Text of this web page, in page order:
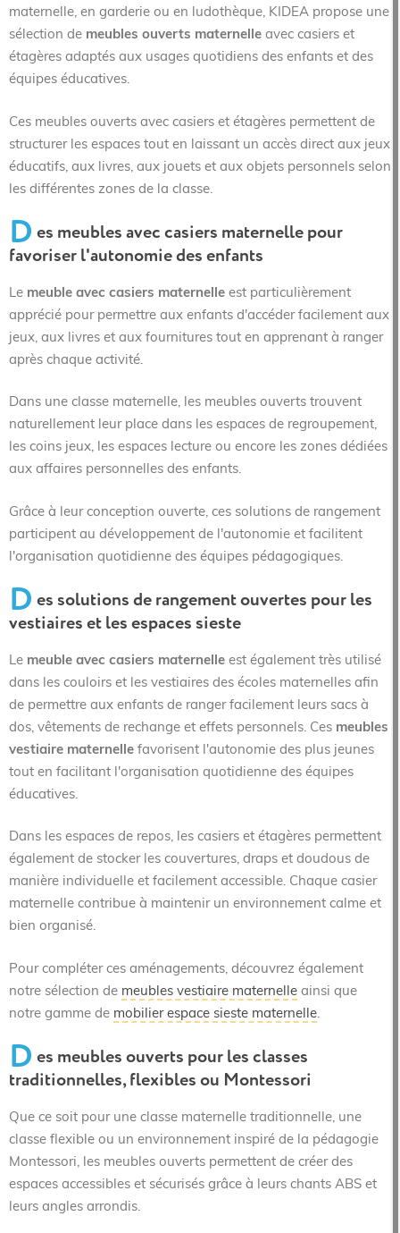
maternelle, en garderie ou en ludothèque, KIDEA propose une
sélection de meubles ouverts maternelle avec casiers et
étagères adaptés aux usages quotidiens des enfants et des
équipes éducatives.
Ces meubles ouverts avec casiers et étagères permettent de
structurer les espaces tout en laissant un accès direct aux jeux
éducatifs, aux livres, aux jouets et aux objets personnels selon
les différentes zones de la classe.
D es meubles avec casiers maternelle pour
favoriser l'autonomie des enfants
Le meuble avec casiers maternelle est particulièrement
apprécié pour permettre aux enfants d'accéder facilement aux
jeux, aux livres et aux fournitures tout en apprenant à ranger
après chaque activité.
Dans une classe maternelle, les meubles ouverts trouvent
naturellement leur place dans les espaces de regroupement,
les coins jeux, les espaces lecture ou encore les zones dédiées
aux affaires personnelles des enfants.
Grâce à leur conception ouverte, ces solutions de rangement
participent au développement de l'autonomie et facilitent
l'organisation quotidienne des équipes pédagogiques.
D es solutions de rangement ouvertes pour les
vestiaires et les espaces sieste
Le meuble avec casiers maternelle est également très utilisé
dans les couloirs et les vestiaires des écoles maternelles afin
de permettre aux enfants de ranger facilement leurs sacs à
dos, vêtements de rechange et effets personnels. Ces meubles
vestiaire maternelle favorisent l'autonomie des plus jeunes
tout en facilitant l'organisation quotidienne des équipes
éducatives.
Dans les espaces de repos, les casiers et étagères permettent
également de stocker les couvertures, draps et doudous de
manière individuelle et facilement accessible. Chaque casier
maternelle contribue à maintenir un environnement calme et
bien organisé.
Pour compléter ces aménagements, découvrez également
notre sélection de meubles vestiaire maternelle ainsi que
notre gamme de mobilier espace sieste maternelle.
D es meubles ouverts pour les classes
traditionnelles, flexibles ou Montessori
Que ce soit pour une classe maternelle traditionnelle, une
classe flexible ou un environnement inspiré de la pédagogie
Montessori, les meubles ouverts permettent de créer des
espaces accessibles et sécurisés grâce à leurs chants ABS et
leurs angles arrondis.